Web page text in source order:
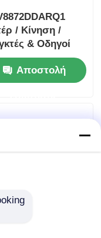
/ Κίνηση /
& Οδηγοί
3.6A
Κινητήρα DC
Αποστολή